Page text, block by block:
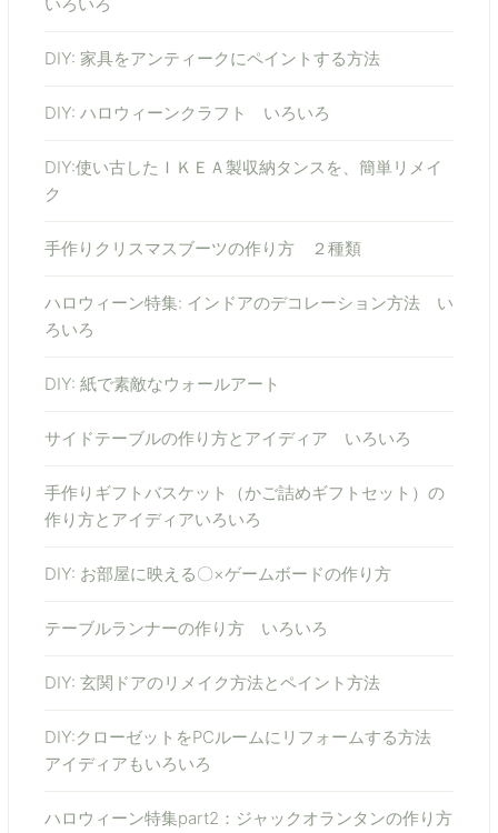
いろいろ
DIY: 家具をアンティークにペイントする方法
DIY: ハロウィーンクラフト いろいろ
DIY:使い古したＩＫＥＡ製収納タンスを、簡単リメイ
ク
手作りクリスマスブーツの作り方 ２種類
ハロウィーン特集: インドアのデコレーション方法 い
ろいろ
DIY: 紙で素敵なウォールアート
サイドテーブルの作り方とアイディア いろいろ
手作りギフトバスケット（かご詰めギフトセット）の
作り方とアイディアいろいろ
DIY: お部屋に映える〇×ゲームボードの作り方
テーブルランナーの作り方 いろいろ
DIY: 玄関ドアのリメイク方法とペイント方法
DIY:クローゼットをPCルームにリフォームする方法
アイディアもいろいろ
ハロウィーン特集part2：ジャックオランタンの作り方